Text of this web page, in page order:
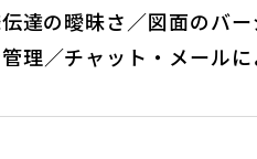
達の曖昧さ／図面のバ
ット・メールによ